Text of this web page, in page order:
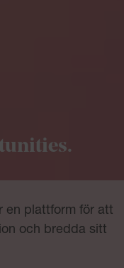
en plattform för att
och bredda sitt